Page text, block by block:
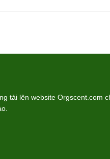
tải lên website Orgscent.com